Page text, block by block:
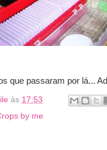
que passaram por lá...
às 17:53
by me